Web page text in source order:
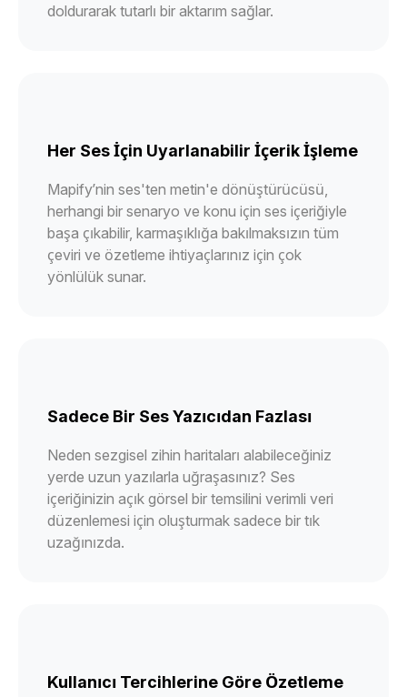
doldurarak tutarlı bir aktarım sağlar.
Her Ses İçin Uyarlanabilir İçerik İşleme
Mapify’nin ses'ten metin'e dönüştürücüsü,
herhangi bir senaryo ve konu için ses içeriğiyle
başa çıkabilir, karmaşıklığa bakılmaksızın tüm
çeviri ve özetleme ihtiyaçlarınız için çok
yönlülük sunar.
Sadece Bir Ses Yazıcıdan Fazlası
Neden sezgisel zihin haritaları alabileceğiniz
yerde uzun yazılarla uğraşasınız? Ses
içeriğinizin açık görsel bir temsilini verimli veri
düzenlemesi için oluşturmak sadece bir tık
uzağınızda.
Kullanıcı Tercihlerine Göre Özetleme